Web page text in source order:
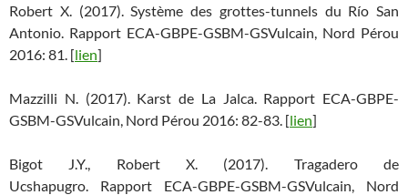
Robert X. (2017). Système des grottes-tunnels du Río San
Antonio. Rapport ECA-GBPE-GSBM-GSVulcain, Nord Pérou
2016: 81. [lien]
Mazzilli N. (2017). Karst de La Jalca. Rapport ECA-GBPE-
GSBM-GSVulcain, Nord Pérou 2016: 82-83. [lien]
Bigot J.Y., Robert X. (2017). Tragadero de
Ucshapugro. Rapport ECA-GBPE-GSBM-GSVulcain, Nord